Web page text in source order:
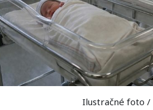
Ilustračné foto /